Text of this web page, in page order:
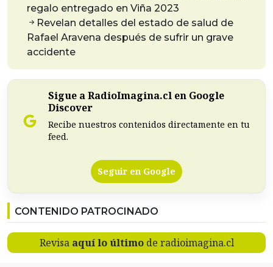
regalo entregado en Viña 2023
Revelan detalles del estado de salud de
Rafael Aravena después de sufrir un grave
accidente
Sigue a RadioImagina.cl en Google
Discover
Recibe nuestros contenidos directamente en tu
feed.
Seguir en Google
CONTENIDO PATROCINADO
Revisa aquí lo últimode radioimagina.cl